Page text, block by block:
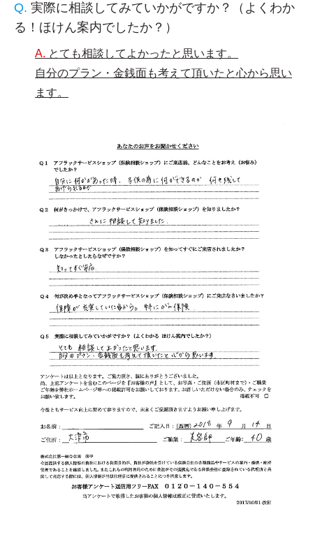
実際に相談してみていかがですか？（よくわか
る！ほけん案内でしたか？）
とても相談してよかったと思います。
自分のプラン・金銭面も考えて頂いたと心から思い
ます。